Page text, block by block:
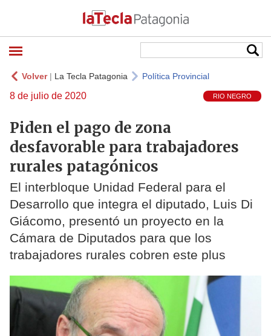
Volver| La Tecla Patagonia Política Provincial
8 de julio de 2020 RIO NEGRO
Piden el pago de zona
desfavorable para trabajadores
rurales patagónicos
El interbloque Unidad Federal para el
Desarrollo que integra el diputado, Luis Di
Giácomo, presentó un proyecto en la
Cámara de Diputados para que los
trabajadores rurales cobren este plus